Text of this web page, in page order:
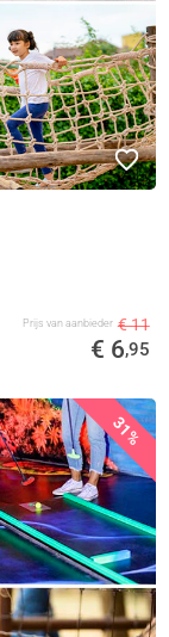
Prijs van aanbieder € 11
€ 6,95
31%